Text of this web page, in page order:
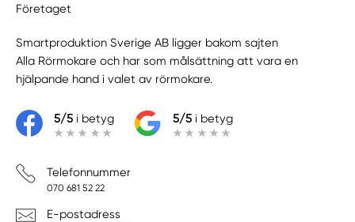
Företaget
Smartproduktion Sverige AB ligger bakom sajten
Alla Rörmokare och har som målsättning att vara en
hjälpande hand i valet av rörmokare.
5/5i betyg 5/5i betyg
Telefonnummer
070 681 52 22
E-postadress